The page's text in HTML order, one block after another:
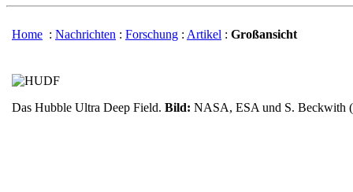
Home : Nachrichten : Forschung : Artikel : Großansicht
Das Hubble Ultra Deep Field. Bild: NASA, ESA und S. Beckwith